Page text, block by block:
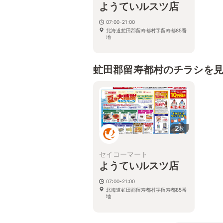
ようていルスツ店
07:00-21:00
北海道虻田郡留寿都村字留寿都85番
地
虻田郡留寿都村のチラシを
2枚
セイコーマート
ようていルスツ店
07:00-21:00
北海道虻田郡留寿都村字留寿都85番
地